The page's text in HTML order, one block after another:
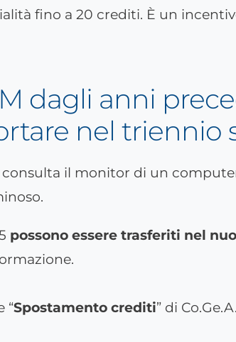
fino a 20 crediti. È un
dagli anni
nel triennio
possono essere trasferiti nel
“Spostamento crediti” di